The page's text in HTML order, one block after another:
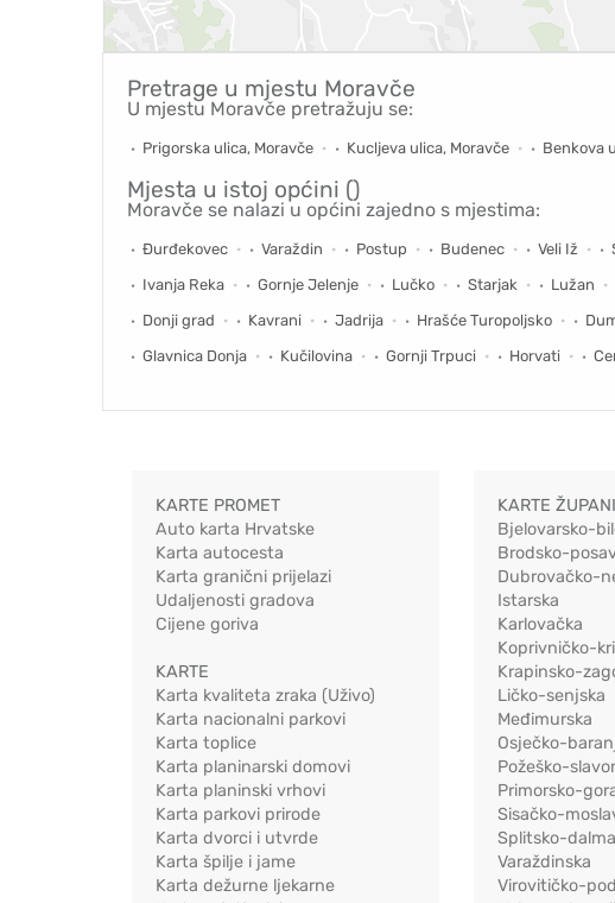
Pretrage u mjestu Moravče
U mjestu Moravče pretražuju se:
Prigorska ulica, Moravče Kucljeva ulica, Moravče Benkova
Mjesta u istoj općini ()
Moravče se nalazi u općini zajedno s mjestima:
Đurđekovec Varaždin Postup Budenec Veli Iž
Ivanja Reka
Gornje Jelenje Lučko Starjak Lužan
Donji grad
Kavrani Jadrija Hrašće Turopoljsko
Glavnica Donja
Kučilovina Gornji Trpuci Horvati
KARTE PROMET
Auto karta Hrvatske
Karta autocesta
Karta granični prijelazi
Udaljenosti gradova
Cijene goriva
KARTE
Karta kvaliteta zraka (Uživo)
Karta nacionalni parkovi
Karta toplice
Karta planinarski domovi
Karta planinski vrhovi
Karta parkovi prirode
Karta dvorci i utvrde
Karta špilje i jame
Karta dežurne ljekarne
KARTE
Bjelovarsko-
Brodsko-
Dubrovačko-
Istarska
Karlovačka
Koprivničko-
Krapinsko-
Ličko-senjska
Međimurska
Osječko-
Požeško-
Primorsko-
Sisačko-
Splitsko-
Varaždinska
Virovitičko-